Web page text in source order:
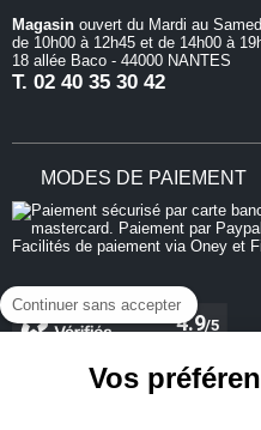
Continuer sans accepter
Vos
Magasin ouvert du Mardi au
de 10h00 à 12h45 et de 14h00 à
18 allée Baco - 44000 NANTES
T. 02 40 35 30 42
MODES DE PAIEMENT